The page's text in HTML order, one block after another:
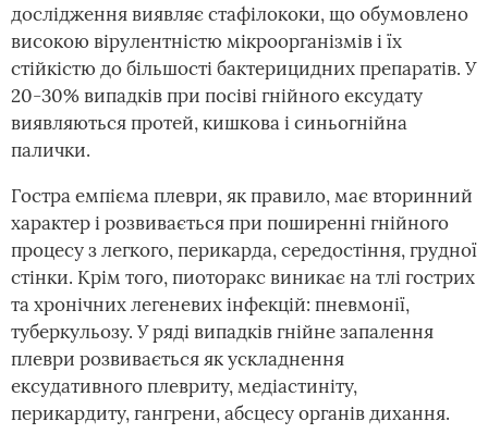
дослідження виявляє стафілококи, що обумовлено
високою вірулентністю мікроорганізмів і їх
стійкістю до більшості бактерицидних препаратів. У
20-30% випадків при посіві гнійного ексудату
виявляються протей, кишкова і синьогнійна
палички.
Гостра емпієма плеври, як правило, має вторинний
характер і розвивається при поширенні гнійного
процесу з легкого, перикарда, середостіння, грудної
стінки. Крім того, пиоторакс виникає на тлі гострих
та хронічних легеневих інфекцій: пневмонії,
туберкульозу. У ряді випадків гнійне запалення
плеври розвивається як ускладнення
ексудативного плевриту, медіастиніту,
перикардиту, гангрени, абсцесу органів дихання.